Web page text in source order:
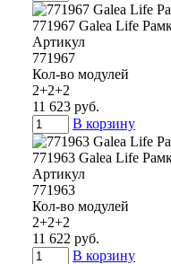
771967 Galea Life
Артикул
771967
Кол-во модулей
2+2+2
11 623 руб.
В корзину
771963 Galea Life
Артикул
771963
Кол-во модулей
2+2+2
11 622 руб.
В корзину